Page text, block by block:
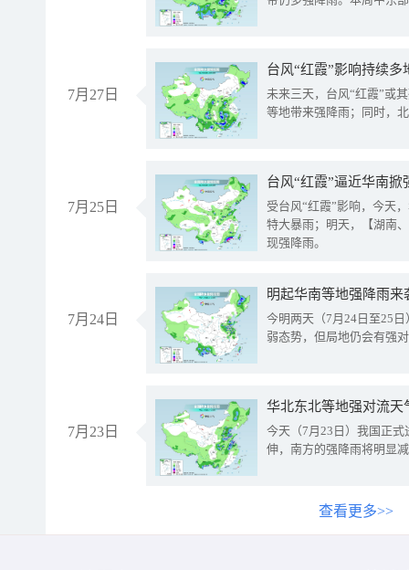
7月27日
台风“红霞”影响持续
未来三天，台风“红霞”或
等地带来强降雨；同时，
7月25日
台风“红霞”逼近华南
受台风“红霞”影响，今天
特大暴雨；明天，【湖南
现强降雨。
7月24日
明起华南等地强降雨
今明两天（7月24日至25
弱态势，但局地仍会有强
7月23日
华北东北等地强对流天
今天（7月23日）我国正
伸，南方的强降雨将明显
查看更多>>